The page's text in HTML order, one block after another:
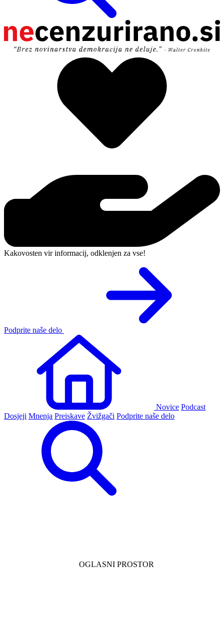
Kakovosten vir informacij, odklenjen za vse!
Podprite naše delo
Novice Podcast
Dosjeji Mnenja Preiskave Žvižgači Podprite naše delo